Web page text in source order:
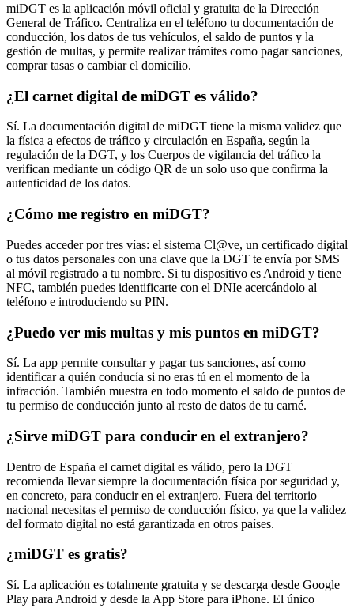
miDGT es la aplicación móvil oficial y gratuita de la Dirección
General de Tráfico. Centraliza en el teléfono tu documentación de
conducción, los datos de tus vehículos, el saldo de puntos y la
gestión de multas, y permite realizar trámites como pagar sanciones,
comprar tasas o cambiar el domicilio.
¿El carnet digital de miDGT es válido?
Sí. La documentación digital de miDGT tiene la misma validez que
la física a efectos de tráfico y circulación en España, según la
regulación de la DGT, y los Cuerpos de vigilancia del tráfico la
verifican mediante un código QR de un solo uso que confirma la
autenticidad de los datos.
¿Cómo me registro en miDGT?
Puedes acceder por tres vías: el sistema Cl@ve, un certificado digital
o tus datos personales con una clave que la DGT te envía por SMS
al móvil registrado a tu nombre. Si tu dispositivo es Android y tiene
NFC, también puedes identificarte con el DNIe acercándolo al
teléfono e introduciendo su PIN.
¿Puedo ver mis multas y mis puntos en miDGT?
Sí. La app permite consultar y pagar tus sanciones, así como
identificar a quién conducía si no eras tú en el momento de la
infracción. También muestra en todo momento el saldo de puntos de
tu permiso de conducción junto al resto de datos de tu carné.
¿Sirve miDGT para conducir en el extranjero?
Dentro de España el carnet digital es válido, pero la DGT
recomienda llevar siempre la documentación física por seguridad y,
en concreto, para conducir en el extranjero. Fuera del territorio
nacional necesitas el permiso de conducción físico, ya que la validez
del formato digital no está garantizada en otros países.
¿miDGT es gratis?
Sí. La aplicación es totalmente gratuita y se descarga desde Google
Play para Android y desde la App Store para iPhone. El único